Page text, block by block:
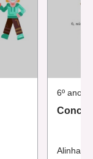
6º ano •